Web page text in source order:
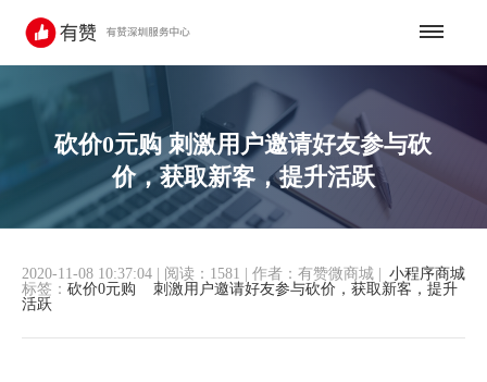
砍价0元购 刺激用户邀请好友参与砍
价，获取新客，提升活跃
小程序商城
2020-11-08 10:37:04 阅读：1581 作者：有赞微商城
标签： 砍价0元购
刺激用户邀请好友参与砍价，获取新客，提升
活跃